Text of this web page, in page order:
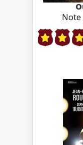
Note